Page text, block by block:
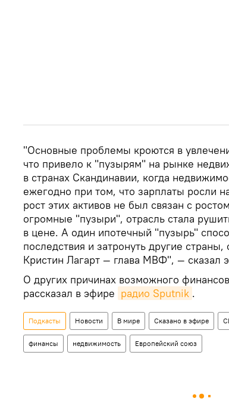
"Основные проблемы кроются в
что привело к "пузырям" на рынке
в странах Скандинавии, когда
ежегодно при том, что зарплаты росли
рост этих активов не был связан с
огромные "пузыри", отрасль стала
в цене. А один ипотечный "пузырь"
последствия и затронуть другие страны,
Кристин Лагарт — глава МВФ", — сказал
О других причинах возможного
рассказал в эфире радио Sputnik .
Подкасты Новости В мире Сказано в эфире
финансы недвижимость Европейский союз